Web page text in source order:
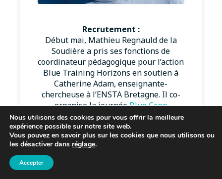
Recrutement :
Début mai, Mathieu Regnauld de la
Soudière a pris ses fonctions de
coordinateur pédagogique pour l’action
Blue Training Horizons en soutien à
Catherine Adam, enseignante-
chercheuse à l’ENSTA Bretagne. Il co-
organise la journéeBlue Coop
présentée dans la section Formation de
cette newsletter.
APPELS A PROJETS (AAP) EN
Nous utilisons des cookies pour vous offrir la meilleure
expérience possible sur notre site web.
Vous pouvez en savoir plus sur les cookies que nous utilisons ou
les désactiver dans réglage.
Accepter